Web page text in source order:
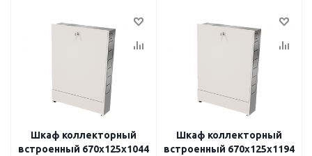
Шкаф коллекторный
встроенный 670х125х1044
Шкаф коллекторный
встроенный 670х125х1194